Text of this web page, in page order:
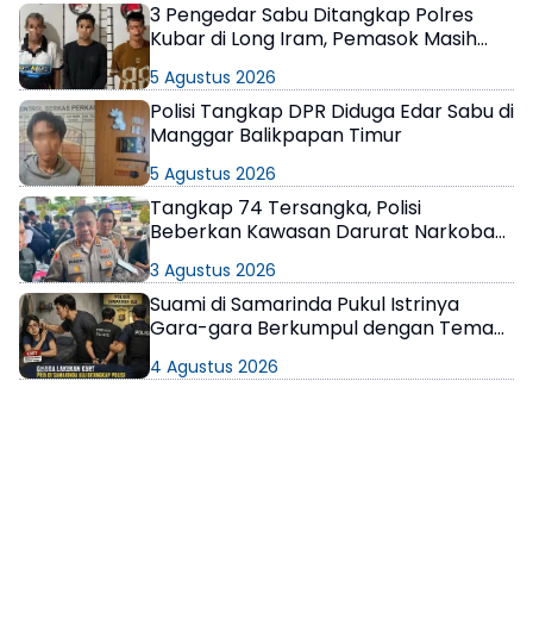
3 Pengedar Sabu Ditangkap Polres
Kubar di Long Iram, Pemasok Masih
5 Agustus 2026
Polisi Tangkap DPR Diduga Edar Sabu di
Manggar Balikpapan Timur
5 Agustus 2026
Tangkap 74 Tersangka, Polisi
Beberkan Kawasan Darurat Narkoba
3 Agustus 2026
Suami di Samarinda Pukul Istrinya
Gara-gara Berkumpul dengan Teman
4 Agustus 2026